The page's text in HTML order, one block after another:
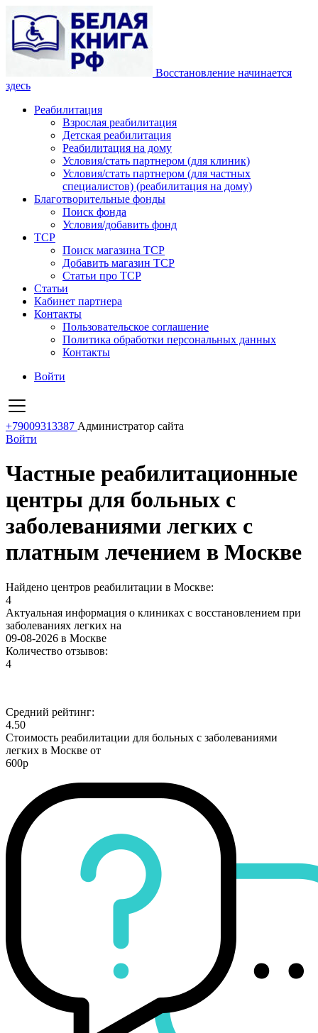
Восстановление начинается
здесь
Реабилитация
Взрослая реабилитация
Детская реабилитация
Реабилитация на дому
Условия/стать партнером (для клиник)
Условия/стать партнером (для частных
специалистов) (реабилитация на дому)
Благотворительные фонды
Поиск фонда
Условия/добавить фонд
ТСР
Поиск магазина ТСР
Добавить магазин ТСР
Статьи про ТСР
Статьи
Кабинет партнера
Контакты
Пользовательское соглашение
Политика обработки персональных данных
Контакты
Войти
+79009313387 Администратор сайта
Войти
Частные реабилитационные
центры для больных с
заболеваниями легких с
платным лечением в Москве
Найдено центров реабилитации в Москве:
4
Актуальная информация о клиниках с восстановлением при
заболеваниях легких на
09-08-2026 в Москве
Количество отзывов:
4
Средний рейтинг:
4.50
Стоимость реабилитации для больных с заболеваниями
легких в Москве от
600р